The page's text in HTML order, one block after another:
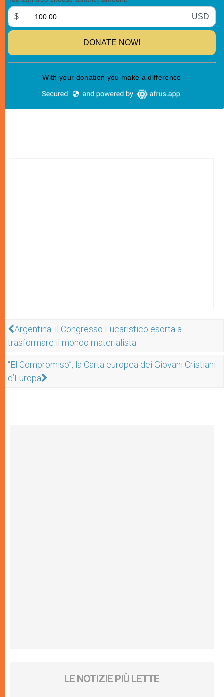
Argentina: il Congresso Eucaristico esorta a
trasformare il mondo materialista
“El Compromiso”, la Carta europea dei Giovani Cristiani
d’Europa
LE NOTIZIE PIÙ LETTE